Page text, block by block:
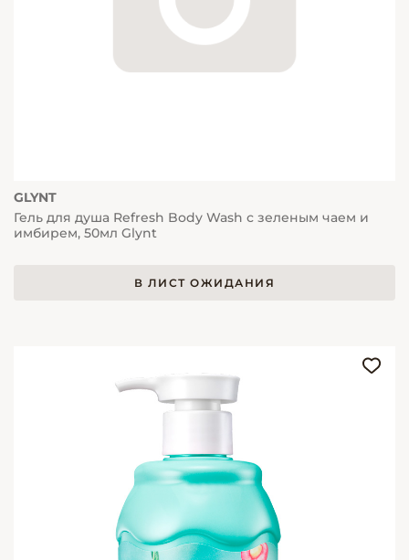
GLYNT
Гель для душа Refresh Body Wash с зеленым чаем и
имбирем, 50мл Glynt
В ЛИСТ ОЖИДАНИЯ